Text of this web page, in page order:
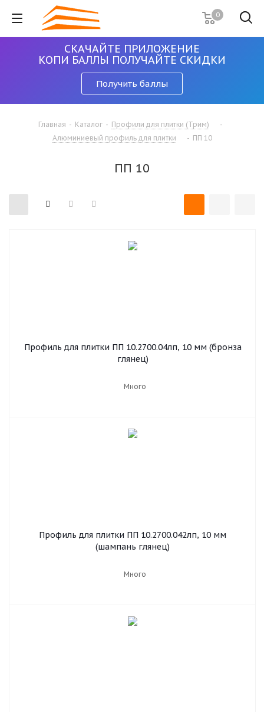
0
СКАЧАЙТЕ ПРИЛОЖЕНИЕ
КОПИ БАЛЛЫ ПОЛУЧАЙТЕ СКИДКИ
Получить баллы
Главная - Каталог - Профили для плитки (Трим)
-
Алюминиевый профиль для плитки
- ПП 10
ПП 10
Профиль для плитки ПП 10.2700.04лп, 10 мм (бронза
глянец)
Много
Профиль для плитки ПП 10.2700.042лп, 10 мм
(шампань глянец)
Много